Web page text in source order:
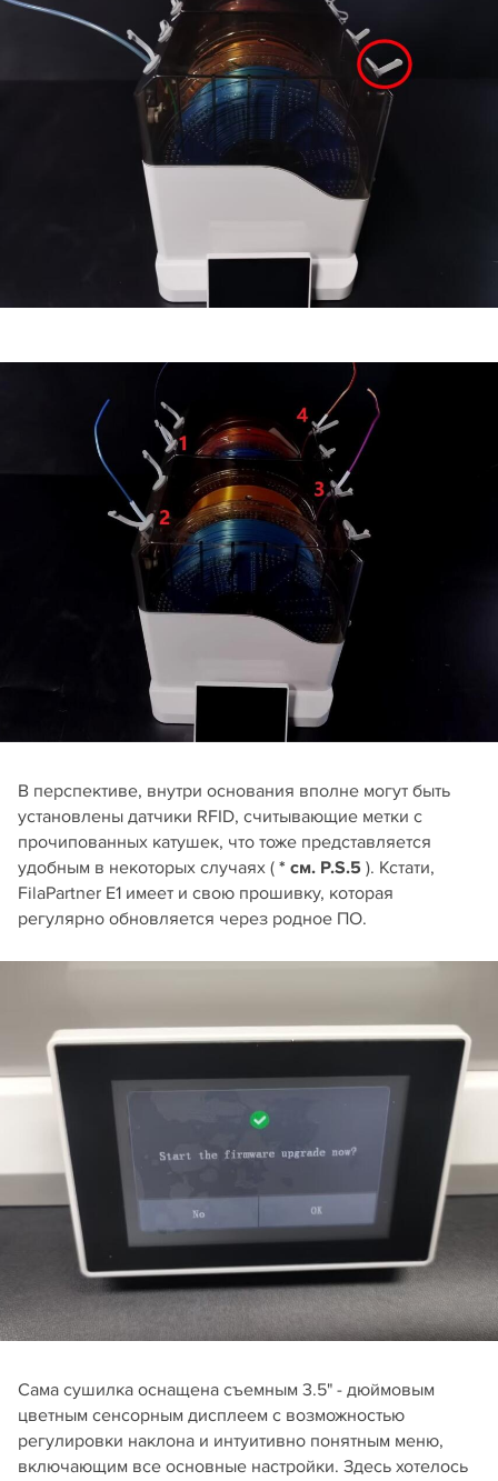
В перспективе, внутри основания вполне могут быть
установлены датчики RFID, считывающие метки с
прочипованных катушек, что тоже представляется
удобным в некоторых случаях ( * см. P.S.5 ). Кстати,
FilaPartner E1 имеет и свою прошивку, которая
регулярно обновляется через родное ПО.
Сама сушилка оснащена съемным 3.5" - дюймовым
цветным сенсорным дисплеем с возможностью
регулировки наклона и интуитивно понятным меню,
включающим все основные настройки. Здесь хотелось